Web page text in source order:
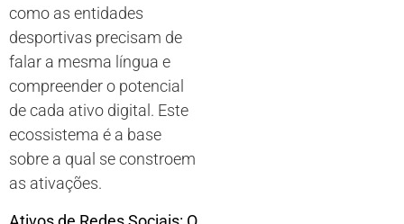
como as entidades
desportivas precisam de
falar a mesma língua e
compreender o potencial
de cada ativo digital. Este
ecossistema é a base
sobre a qual se constroem
as ativações.